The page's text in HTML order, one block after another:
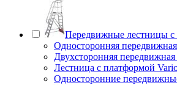
Передвижные лестницы с
Односторонняя
Двухсторонняя
Лестница с платформой
Односторонние